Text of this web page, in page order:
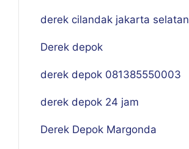
derek cilandak jakarta selatan
Derek depok
derek depok 081385550003
derek depok 24 jam
Derek Depok Margonda